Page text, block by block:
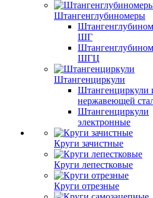
Штангенглубиномеры
ШГ
ШГЦ
Штангенциркули
Штангенциркули
нержавеющей
Штангенциркули
электронные
Круги зачистные
Круги лепестковые
Круги отрезные